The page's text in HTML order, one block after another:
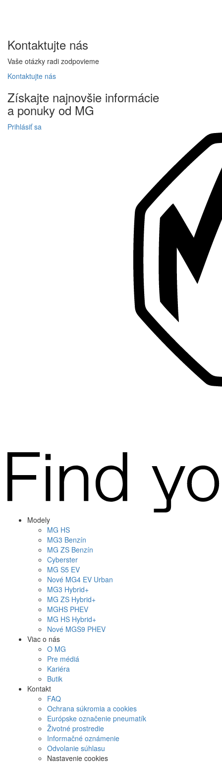
Kontaktujte nás
Vaše otázky radi zodpovieme
Kontaktujte nás
Získajte najnovšie informácie
a ponuky od MG
Prihlásiť sa
Modely
MG HS
MG3 Benzín
MG ZS Benzín
Cyberster
MG S5 EV
Nové MG4 EV Urban
MG3 Hybrid+
MG ZS Hybrid+
MGHS PHEV
MG HS Hybrid+
Nové MGS9 PHEV
Viac o nás
O MG
Pre médiá
Kariéra
Butik
Kontakt
FAQ
Ochrana súkromia a cookies
Európske označenie pneumatík
Životné prostredie
Informačné oznámenie
Odvolanie súhlasu
Nastavenie cookies